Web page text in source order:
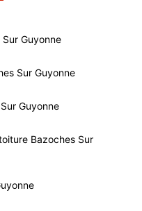
Guyonne
Sur Guyonne
Guyonne
Bazoches Sur